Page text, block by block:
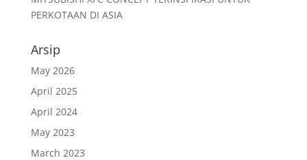
PERKOTAAN DI ASIA
Arsip
May 2026
April 2025
April 2024
May 2023
March 2023